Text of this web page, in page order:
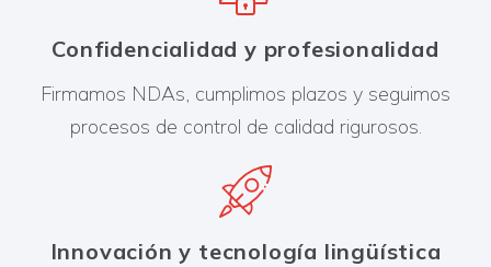
Confidencialidad y profesionalidad
Firmamos NDAs, cumplimos plazos y seguimos
procesos de control de calidad rigurosos.
Innovación y tecnología lingüística